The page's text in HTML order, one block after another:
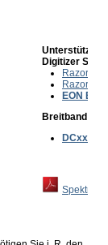
Unterstützte
Digitizer
Razor
EON
Breitband